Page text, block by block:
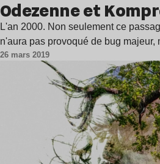
Odezenne et
L'an 2000. Non seulement ce
n'aura pas provoqué de bug
26 mars 2019